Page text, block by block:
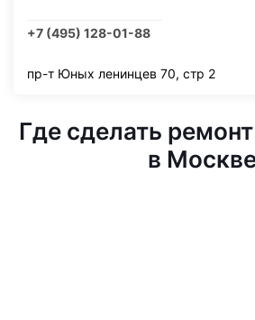
+7 (495) 128-01-88
пр-т Юных ленинцев 70, стр 2
Где сделать
в